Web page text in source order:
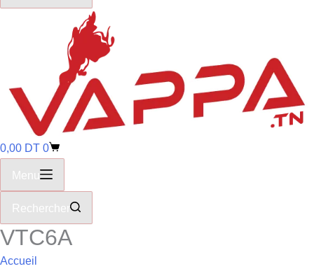
0,00 DT 0
Menu
Rechercher
VTC6A
Accueil